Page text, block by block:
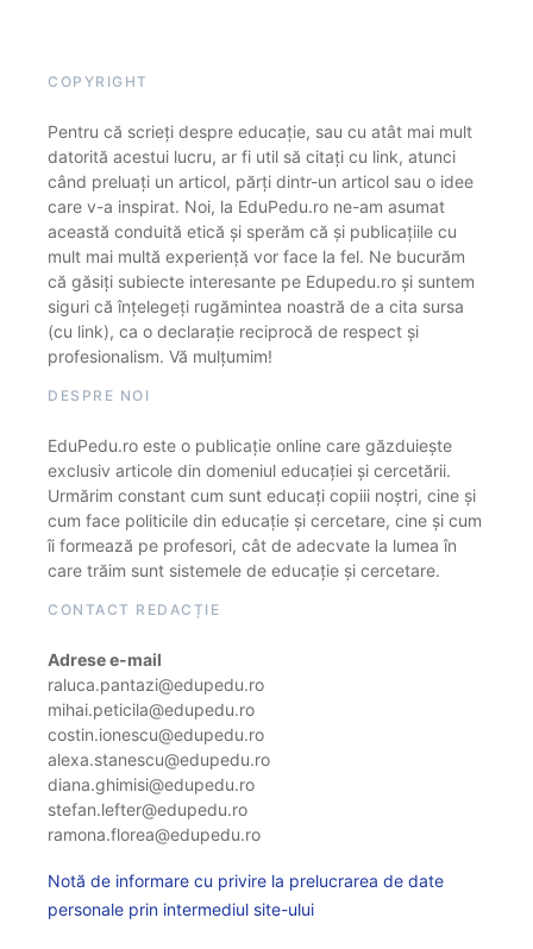
COPYRIGHT
Pentru că scrieți despre educație, sau cu atât mai mult
datorită acestui lucru, ar fi util să citați cu link, atunci
când preluați un articol, părți dintr-un articol sau o idee
care v-a inspirat. Noi, la EduPedu.ro ne-am asumat
această conduită etică și sperăm că și publicațiile cu
mult mai multă experiență vor face la fel. Ne bucurăm
că găsiți subiecte interesante pe Edupedu.ro și suntem
siguri că înțelegeți rugămintea noastră de a cita sursa
(cu link), ca o declarație reciprocă de respect și
profesionalism. Vă mulțumim!
DESPRE NOI
EduPedu.ro este o publicație online care găzduiește
exclusiv articole din domeniul educației și cercetării.
Urmărim constant cum sunt educați copiii noștri, cine și
cum face politicile din educație și cercetare, cine și cum
îi formează pe profesori, cât de adecvate la lumea în
care trăim sunt sistemele de educație și cercetare.
CONTACT REDACȚIE
Adrese e-mail
raluca.pantazi@edupedu.ro
mihai.peticila@edupedu.ro
costin.ionescu@edupedu.ro
alexa.stanescu@edupedu.ro
diana.ghimisi@edupedu.ro
stefan.lefter@edupedu.ro
ramona.florea@edupedu.ro
Notă de informare cu privire la prelucrarea de date
personale prin intermediul site-ului